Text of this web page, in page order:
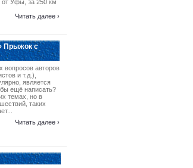
Уфы, за 250 км
Читать далее ›
Прыжок с
авторов
и т.д.),
является
ещё написать?
темах, но в
таких
Читать далее ›